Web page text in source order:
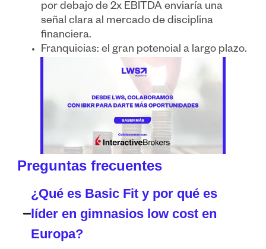
por debajo de 2x EBITDA enviaría una
señal clara al mercado de disciplina
financiera.
Franquicias: el gran potencial a largo plazo.
Preguntas frecuentes
¿Qué es Basic Fit y por qué es
líder en gimnasios low cost en
Europa?